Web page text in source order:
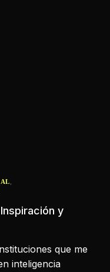
,
y
que me
inteligencia